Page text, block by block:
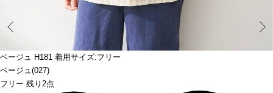
ベージュ H181 着用サイズ:フリー
ベージュ(027)
フリー 残り2点